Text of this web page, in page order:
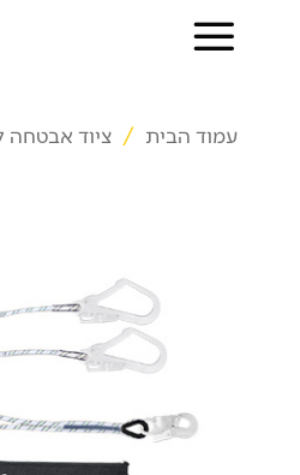
עמוד הבית / ציוד אבטחה